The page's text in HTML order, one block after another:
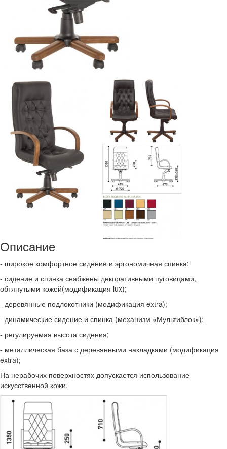
Описание
- широкое комфортное сидение и эргономичная спинка;
- сидение и спинка снабжены декоративными пуговицами,
обтянутыми кожей(модификация lux);
- деревянные подлокотники (модификация extra);
- динамические сидение и спинка (механизм «Мультиблок»);
- регулируемая высота сидения;
- металлическая база с деревянными накладками (модификация
extra);
На нерабочих поверхностях допускается использование
искусственной кожи.